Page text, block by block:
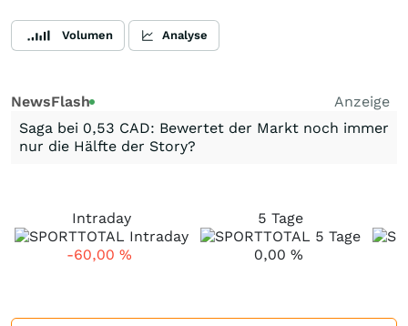
Volumen Analyse
NewsFlash
Anzeige
Saga bei 0,53 CAD: Bewertet der Markt noch immer
nur die Hälfte der Story?
Intraday
-60,00 %
5 Tage
0,00 %